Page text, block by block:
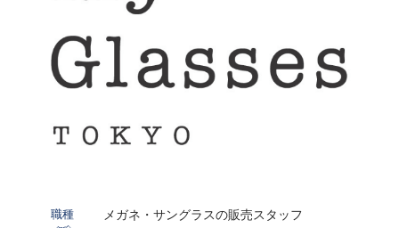
職種 メガネ・サングラスの販売スタッフ